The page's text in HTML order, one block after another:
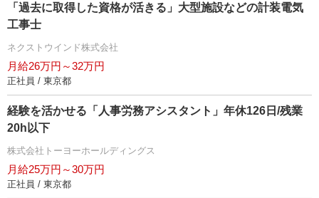
「過去に取得した資格が活きる」大型施設などの計装電気
工事士
ネクストウインド株式会社
月給26万円～32万円
正社員 / 東京都
経験を活かせる「人事労務アシスタント」年休126日/残業
20h以下
株式会社トーヨーホールディングス
月給25万円～30万円
正社員 / 東京都